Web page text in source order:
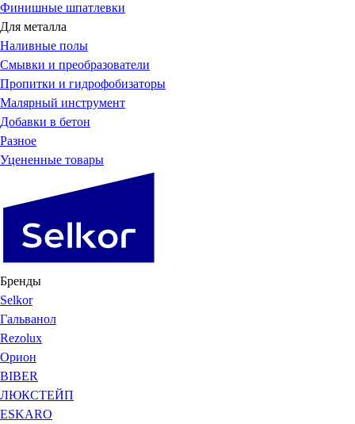
Финишные шпатлевки
Для металла
Наливные полы
Смывки и преобразователи
Пропитки и гидрофобизаторы
Малярный инструмент
Добавки в бетон
Разное
Уцененные товары
Бренды
Selkor
Гальванол
Rezolux
Орион
BIBER
ЛЮКСТЕЙП
ESKARO